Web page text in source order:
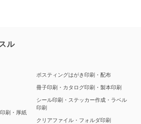
ル
刷・厚紙
ポスティングはがき印刷・配布
冊子印刷・カタログ印刷・製本印刷
シール印刷・ステッカー作成・ラベル
印刷
クリアファイル・フォルダ印刷